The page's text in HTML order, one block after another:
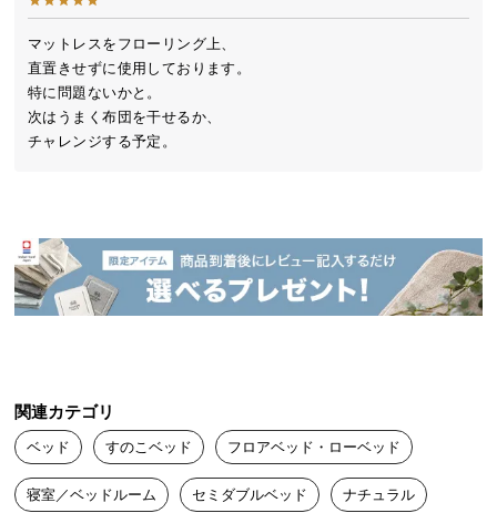
送
料
に
つ
い
て
商
品
の
つ
い
て
中
無垢材のやわらかな風合い
桐の無垢材ならではの人肌に馴染むやわらかな質感
マットレスをフローリング上、
直置きせずに使用しております。
特に問題ないかと。
次はうまく布団を干せるか、
チャレンジする予定。
関連カテゴリ
ベッド すのこベッド フロアベッド・ローベッド
寝室／ベッドルーム セミダブルベッド ナチュラル